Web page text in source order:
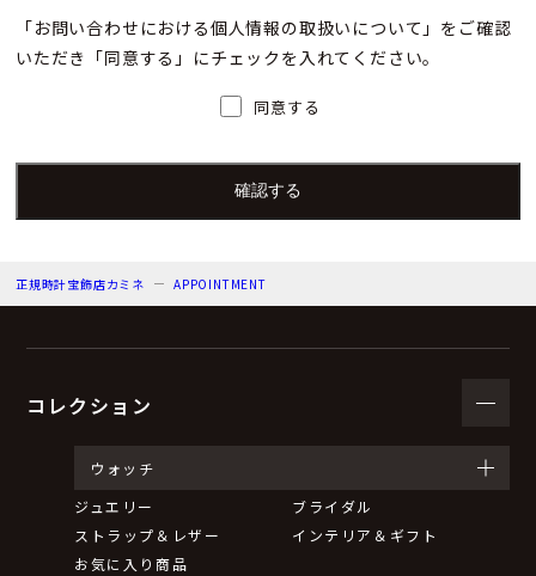
（２）個人情報保護管理者（若しくはその代理
人）の氏名又は職名、所属及び連絡先
個人情報保護管理者：上根 彩
電子メール：info@kamine.co.jp
（３）個人情報の利用目的
弊社からのお知らせ等の情報をお送りするため。
（４）個人情報の第三者提供について
取得した個人情報は法令等による場合を除いて第三者に
提供することはありません。
「お問い合わせにおける個人情報の取扱いについて」をご確認
いただき「同意する」にチェックを入れてください。
同意する
正規時計宝飾店カミネ APPOINTMENT
コレクション
ウォッチ
ジュエリー
ブライダル
ストラップ＆レザー
インテリア＆ギフト
お気に入り商品